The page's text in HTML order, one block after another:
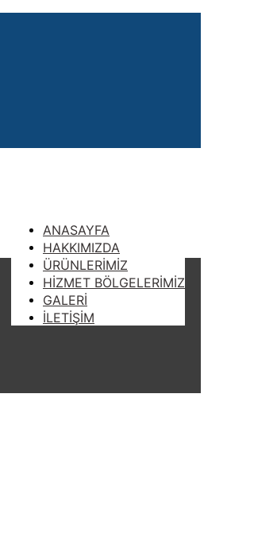
ANASAYFA
HAKKIMIZDA
ÜRÜNLERİMİZ
HİZMET BÖLGELERİMİZ
GALERİ
İLETİŞİM